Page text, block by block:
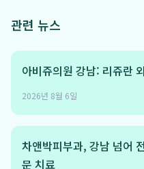
관련 뉴스
아비쥬의원 강남: 리쥬란
2026년 8월 6일
차앤박피부과, 강남 넘어
문 치료